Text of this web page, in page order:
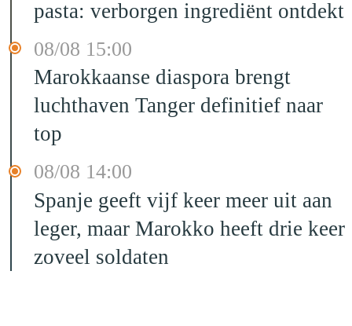
pasta: verborgen ingrediënt ontdekt
08/08 15:00
Marokkaanse diaspora brengt
luchthaven Tanger definitief naar
top
08/08 14:00
Spanje geeft vijf keer meer uit aan
leger, maar Marokko heeft drie keer
zoveel soldaten